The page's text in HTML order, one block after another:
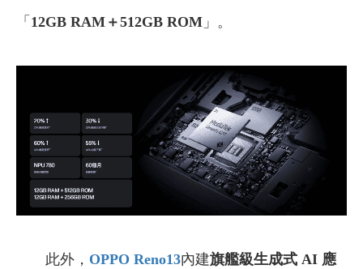
「 12GB RAM＋512GB ROM 」。
此外， OPPO Reno13內建旗艦級生成式 AI 應